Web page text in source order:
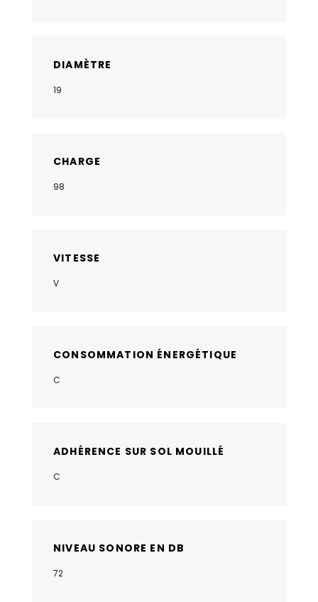
DIAMÈTRE
19
CHARGE
98
VITESSE
V
CONSOMMATION ÉNERGÉTIQUE
C
ADHÉRENCE SUR SOL MOUILLÉ
C
NIVEAU SONORE EN DB
72